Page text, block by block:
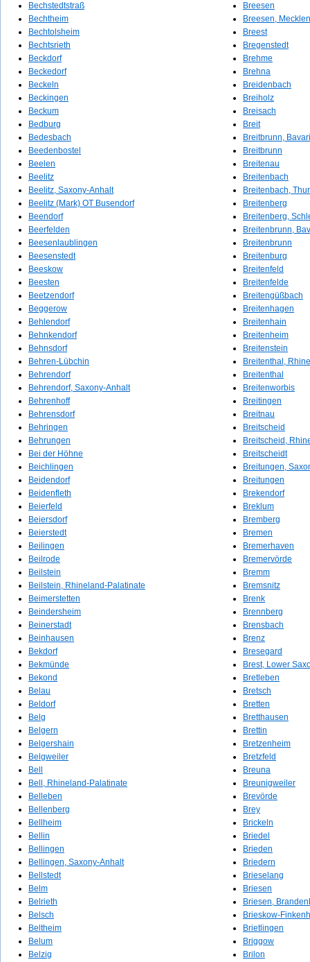
Bechstedtstraß
Bechtheim
Bechtolsheim
Bechtsrieth
Beckdorf
Beckedorf
Beckeln
Beckingen
Beckum
Bedburg
Bedesbach
Beedenbostel
Beelen
Beelitz
Beelitz, Saxony-Anhalt
Beelitz (Mark) OT Busendorf
Beendorf
Beerfelden
Beesenlaublingen
Beesenstedt
Beeskow
Beesten
Beetzendorf
Beggerow
Behlendorf
Behnkendorf
Behnsdorf
Behren-Lübchin
Behrendorf
Behrendorf, Saxony-Anhalt
Behrenhoff
Behrensdorf
Behringen
Behrungen
Bei der Höhne
Beichlingen
Beidendorf
Beidenfleth
Beierfeld
Beiersdorf
Beierstedt
Beilingen
Beilrode
Beilstein
Beilstein, Rhineland-Palatinate
Beimerstetten
Beindersheim
Beinerstadt
Beinhausen
Bekdorf
Bekmünde
Bekond
Belau
Beldorf
Belg
Belgern
Belgershain
Belgweiler
Bell
Bell, Rhineland-Palatinate
Belleben
Bellenberg
Bellheim
Bellin
Bellingen
Bellingen, Saxony-Anhalt
Bellstedt
Belm
Belrieth
Belsch
Beltheim
Belum
Belzig
Breesen
Breesen,
Breest
Bregenstedt
Brehme
Brehna
Breidenbach
Breiholz
Breisach
Breit
Breitbrunn,
Breitbrunn
Breitenau
Breitenbach
Breitenbach,
Breitenberg
Breitenberg,
Breitenbrunn,
Breitenbrunn
Breitenburg
Breitenfeld
Breitenfelde
Breitengüßbach
Breitenhagen
Breitenhain
Breitenheim
Breitenstein
Breitenthal,
Breitenthal
Breitenworbis
Breitingen
Breitnau
Breitscheid
Breitscheid,
Breitscheidt
Breitungen,
Breitungen
Brekendorf
Breklum
Bremberg
Bremen
Bremerhaven
Bremervörde
Bremm
Bremsnitz
Brenk
Brennberg
Brensbach
Brenz
Bresegard
Brest, Lower
Bretleben
Bretsch
Bretten
Bretthausen
Brettin
Bretzenheim
Bretzfeld
Breuna
Breunigweiler
Brevörde
Brey
Brickeln
Briedel
Brieden
Briedern
Brieselang
Briesen
Briesen,
Brieskow-
Brietlingen
Briggow
Brilon